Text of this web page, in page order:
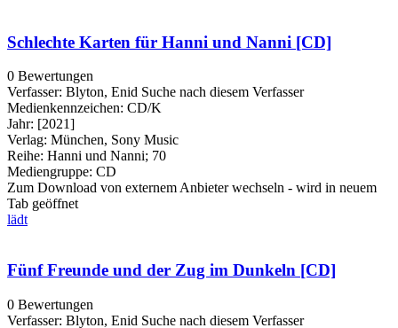
Schlechte Karten für Hanni und Nanni [CD]
0 Bewertungen
Verfasser: Blyton, Enid Suche nach diesem Verfasser
Medienkennzeichen: CD/K
Jahr: [2021]
Verlag: München, Sony Music
Reihe: Hanni und Nanni; 70
Mediengruppe: CD
Zum Download von externem Anbieter wechseln - wird in neuem
Tab geöffnet
lädt
Fünf Freunde und der Zug im Dunkeln [CD]
0 Bewertungen
Verfasser: Blyton, Enid Suche nach diesem Verfasser